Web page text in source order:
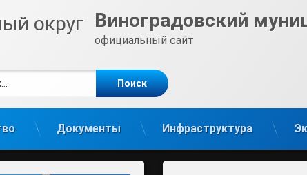
Виноградовский
официальный сайт
Документы Инфраструктура